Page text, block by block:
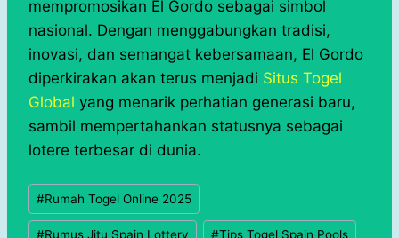
mempromosikan El Gordo sebagai simbol
nasional. Dengan menggabungkan tradisi,
inovasi, dan semangat kebersamaan, El Gordo
diperkirakan akan terus menjadi Situs Togel
Global yang menarik perhatian generasi baru,
sambil mempertahankan statusnya sebagai
lotere terbesar di dunia.
Post
Tags:
#Rumah Togel Online 2025
#Rumus Jitu Spain Lottery #Tips Togel Spain Pools